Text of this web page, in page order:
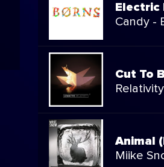
Electric
Candy -
Cut To
Animal
Miike